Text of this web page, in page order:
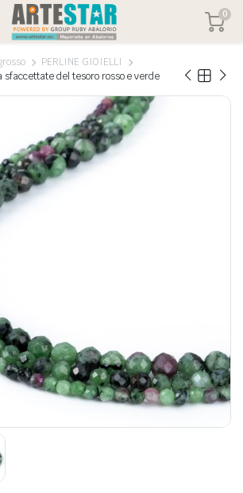
0
PERLINE GIOIELLI
sfaccettate del tesoro rosso e verde